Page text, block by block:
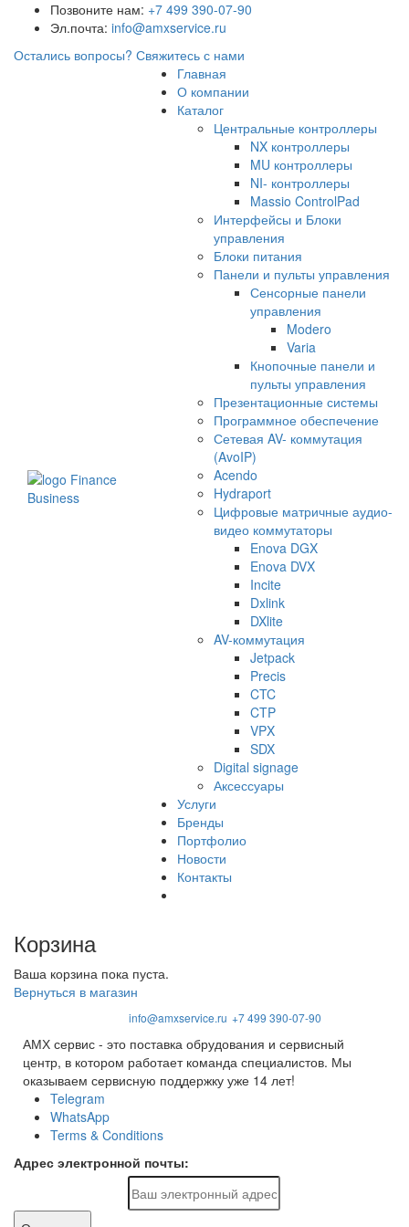
Позвоните нам: +7 499 390-07-90
Эл.почта: info@amxservice.ru
Остались вопросы? Свяжитесь с нами
Главная
О компании
Каталог
Центральные контроллеры
NX контроллеры
MU контроллеры
NI- контроллеры
Massio ControlPad
Интерфейсы и Блоки
управления
Блоки питания
Панели и пульты управления
Сенсорные панели
управления
Modero
Varia
Кнопочные панели и
пульты управления
Презентационные системы
Программное обеспечение
Сетевая AV- коммутация
(AvoIP)
Acendo
Hydraport
Цифровые матричные аудио-
видео коммутаторы
Enova DGX
Enova DVX
Incite
Dxlink
DXlite
AV-коммутация
Jetpack
Precis
CTC
CTP
VPX
SDX
Digital signage
Аксессуары
Услуги
Бренды
Портфолио
Новости
Контакты
Корзина
Ваша корзина пока пуста.
Вернуться в магазин
info@amxservice.ru +7 499 390-07-90
АМХ сервис - это поставка обрудования и сервисный
центр, в котором работает команда специалистов. Мы
оказываем сервисную поддержку уже 14 лет!
Telegram
WhatsApp
Terms & Conditions
Адрес электронной почты: